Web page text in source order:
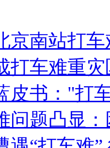
不公正
京南站打
打车难重
皮书："打
问题凸显